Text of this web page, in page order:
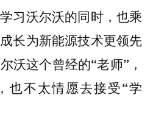
习沃尔沃的同时，也乘
长为新能源技术更领先
沃这个曾经的“老师”，
也不太情愿去接受“学